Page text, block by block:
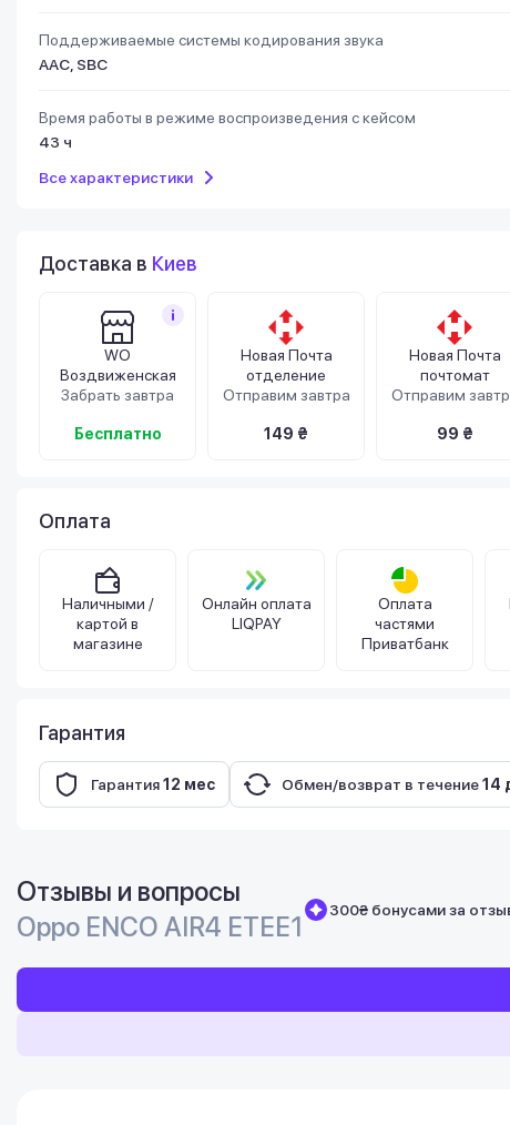
Поддерживаемые системы кодирования звука
AAC, SBC
Время работы в режиме воспроизведения с кейсом
43 ч
Все характеристики
Доставка в Киев
WO
Воздвиженская
Забрать завтра
Бесплатно
Новая Почта
отделение
Отправим завтра
149 ₴
Новая Почта
почтомат
Отправим
99 ₴
Оплата
Наличными /
картой в
магазине
Онлайн оплата
LIQPAY
Оплата
частями
Приватбанк
Гарантия
Гарантия12 мес Обмен/возврат в течение14
Отзывы и вопросы
Oppo ENCO AIR4 ETEE1
300₴ бонусами за